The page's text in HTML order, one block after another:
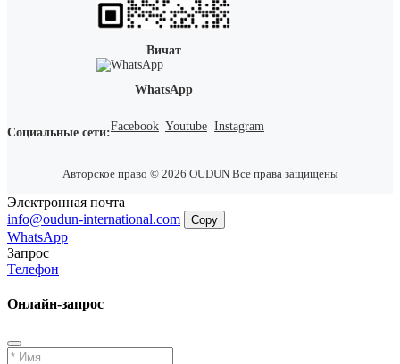
Вичат
WhatsApp
Социальные сети:Facebook Youtube Instagram
Авторское право © 2026 OUDUN Все права защищены
Электронная почта
info@oudun-international.com
Copy
WhatsApp
Запрос
Телефон
Онлайн-запрос